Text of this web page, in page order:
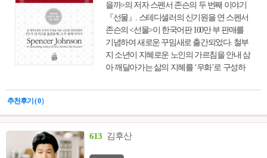
을까>의 저자 스펜서 존슨의 두 번째 이야기
『선물』. 스테디셀러의 신기원을 연 스펜서
존슨의 <선물>이 한국어판 100만 부 판매를
기념하여 새로운 꾸밈새로 출간되었다. 철부
지 소년이 지혜로운 노인의 가르침을 안내 삼
아 깨달아가는 삶의 지혜를 ‘우화’로 구성하
된 인생의 지혜를 터득할 수 있도록 안내한다.
늘’속에 감춰있다는 메시지를 담아, ‘현재’라
는 평범한 ‘선물’이 우리 일생을 좌우하는 가
장 위대한 선물이라는 것을 담백한 이야기 한
편으로 일깨워준다.
추천후기 ( 0 )
613 김후산